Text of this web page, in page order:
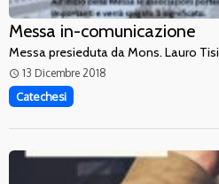
Messa in-comunicazione
Messa presieduta da Mons. Lauro Tisi
access_time 13 Dicembre 2018
Catechesi